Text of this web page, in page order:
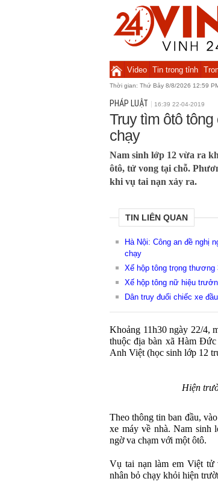
Video Tin trong tỉnh
Thời gian: Thứ Bảy 8/8/2026 12:59
PHÁP LUẬT 16:39 22-04-2019
Truy tìm ôtô
chạy
Nam sinh lớp 12 vừa ra
ôtô, tử vong tại chỗ.
khi vụ tai nạn xảy ra.
TIN LIÊN QUAN
Hà Nội: Công an đề nghị
chạy
Xế hộp tông trọng
Xế hộp tông nữ hiệu
Dân truy đuổi chiếc xe
Khoảng 11h30 ngày 22/4,
thuộc địa bàn xã Hàm
Anh Việt (học sinh lớp 12
Hiện
Theo thông tin ban đầu,
xe máy về nhà. Nam sinh
ngờ va chạm với một ôtô.
Vụ tai nạn làm em Việt tử
nhân bỏ chạy khỏi hiện